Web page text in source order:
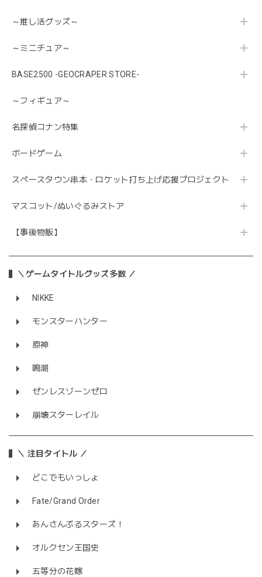
～推し活グッズ～
～ミニチュア～
BASE2500 -GEOCRAPER STORE-
～フィギュア～
名探偵コナン特集
ボードゲーム
スペースタウン串本・ロケット打ち上げ応援プロジェクト
マスコット/ぬいぐるみストア
【事後物販】
＼ゲームタイトルグッズ多数 ／
NIKKE
モンスターハンター
原神
鳴潮
ゼンレスゾーンゼロ
崩壊スターレイル
＼ 注目タイトル ／
どこでもいっしょ
Fate/Grand Order
あんさんぶるスターズ！
オルクセン王国史
五等分の花嫁